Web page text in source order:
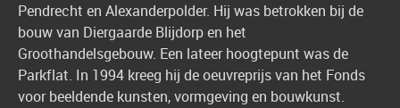
Pendrecht en Alexanderpolder. Hij was betrokken bij de
bouw van Diergaarde Blijdorp en het
Groothandelsgebouw. Een lateer hoogtepunt was de
Parkflat. In 1994 kreeg hij de oeuvreprijs van het Fonds
voor beeldende kunsten, vormgeving en bouwkunst.